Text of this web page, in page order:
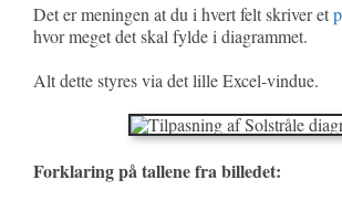
Det er meningen at du i hvert felt skriver et
hvor meget det skal fylde i diagrammet.
Alt dette styres via det lille Excel-vindue.
Forklaring på tallene fra billedet: